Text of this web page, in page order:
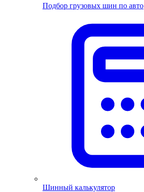
Подбор грузовых шин по авто
Шинный калькулятор